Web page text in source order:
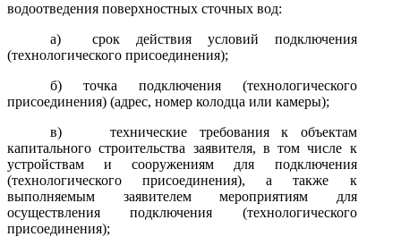
водоотведения поверхностных сточных вод:
а) срок действия условий подключения
(технологического присоединения);
б) точка подключения (технологического
присоединения) (адрес, номер колодца или камеры);
в) технические требования к объектам
капитального строительства заявителя, в том числе к
устройствам и сооружениям для подключения
(технологического присоединения), а также к
выполняемым заявителем мероприятиям для
осуществления подключения (технологического
присоединения);